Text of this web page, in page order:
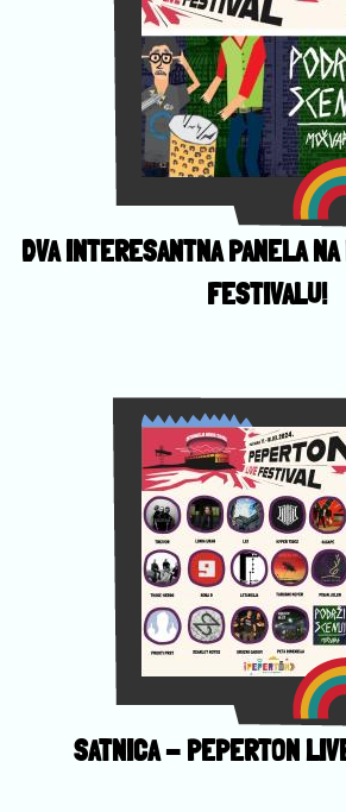
DVA INTERESANTNA PANELA
FESTIVALU!
SATNICA - PEPERTON